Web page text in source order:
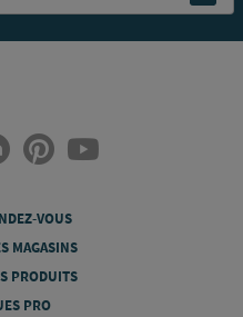
VOUS
MAGASINS
PRODUITS
PRO